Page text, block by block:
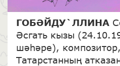
ГОБӘЙДУ`ЛЛИНА
Әсгать кызы
шәһәре),
Татарстанның